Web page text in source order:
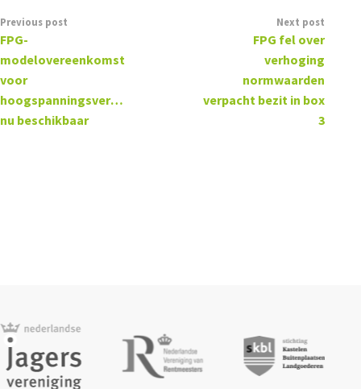
Previous post
FPG-
modelovereenkomst
voor
hoogspanningsverbindingen
nu beschikbaar
Next post
FPG fel over
verhoging
normwaarden
verpacht bezit in box
3